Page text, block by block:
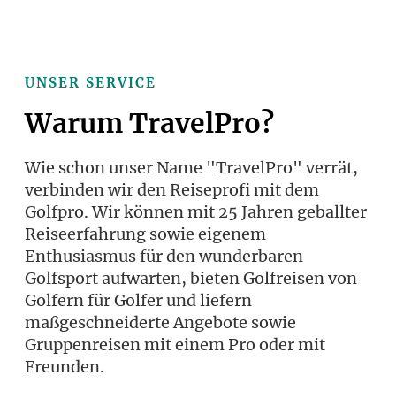
UNSER SERVICE
Warum TravelPro?
Wie schon unser Name "TravelPro" verrät,
verbinden wir den Reiseprofi mit dem
Golfpro. Wir können mit 25 Jahren geballter
Reiseerfahrung sowie eigenem
Enthusiasmus für den wunderbaren
Golfsport aufwarten, bieten Golfreisen von
Golfern für Golfer und liefern
maßgeschneiderte Angebote sowie
Gruppenreisen mit einem Pro oder mit
Freunden.